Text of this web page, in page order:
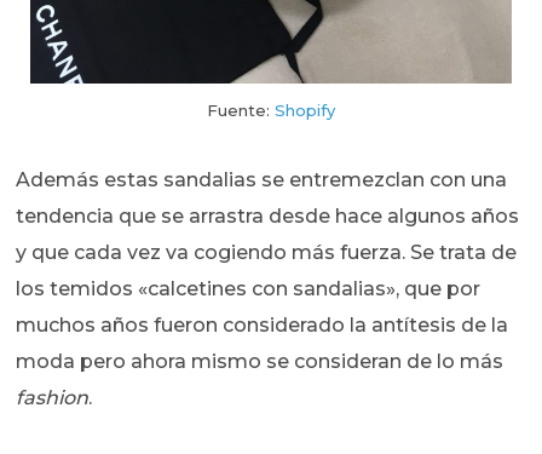
Fuente: Shopify
Además estas sandalias se entremezclan con una
tendencia que se arrastra desde hace algunos años
y que cada vez va cogiendo más fuerza. Se trata de
los temidos «calcetines con sandalias», que por
muchos años fueron considerado la antítesis de la
moda pero ahora mismo se consideran de lo más
fashion.